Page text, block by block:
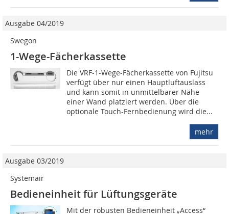
Ausgabe 04/2019
Swegon
1-Wege-Fächerkassette
Die VRF-1-Wege-Fächerkassette von Fujitsu
verfügt über nur einen Hauptluftauslass
und kann somit in unmittelbarer Nähe
einer Wand platziert werden. Über die
optionale Touch-Fernbedienung wird die...
mehr
Ausgabe 03/2019
Systemair
Bedieneinheit für Lüftungsgeräte
Mit der robusten Bedieneinheit „Access“